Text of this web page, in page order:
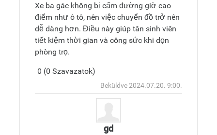
Xe ba gác không bị cấm đường giờ cao
điểm như ô tô, nên việc chuyển đồ trở nên
dễ dàng hơn. Điều này giúp tân sinh viên
tiết kiệm thời gian và công sức khi dọn
phòng trọ.
0 (0 Szavazatok)
küldése
Beküldve 2024.07.20. 9:00.
gd